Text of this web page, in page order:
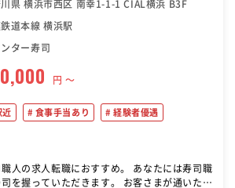
県 横浜市西区 南幸1-1-1 CIAL横浜 B3F
道本線 横浜駅
ター寿司
円 〜
近 食事手当あり 経験者優遇
人転職におすすめ。 あなたには寿司職
を握っていただきます。 お客さまが通いたく